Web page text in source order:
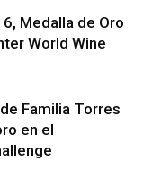
Medalla de Oro
World Wine
Familia Torres
en el